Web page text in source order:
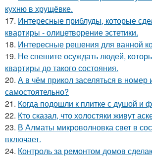
кухню в хрущёвке.
17. Интересные приблуды, которые
квартиры - олицетворение эстетики.
18. Интересные решения для ванной
19. Не спешите осуждать людей,
квартиры до такого состояния.
20. А в чём прикол заселяться в номер
самостоятельно?
21. Когда подошли к плитке с душой и
22. Кто сказал, что холостяки живут
23. В Алматы микроволновка свет в
включает.
24. Контроль за ремонтом домов